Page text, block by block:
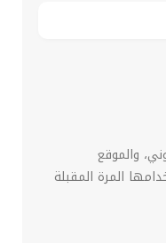
والموقع
المرة المقبلة